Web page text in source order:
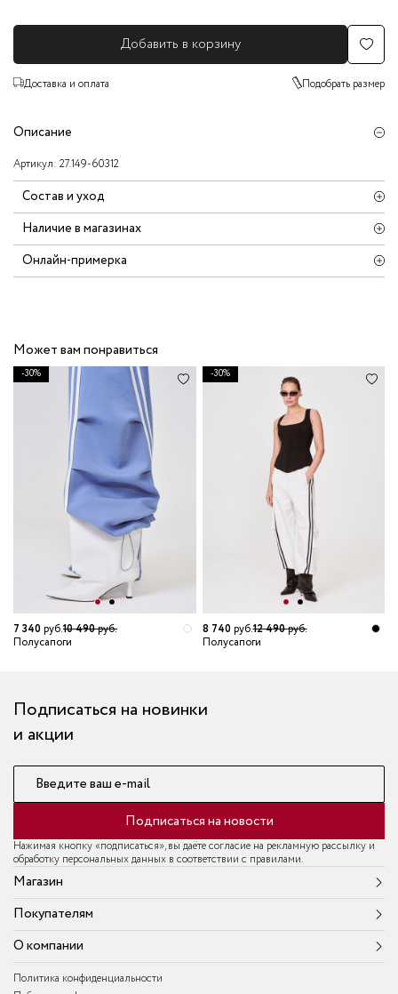
Добавить в корзину
Доставка и оплата Подобрать размер
Описание
Артикул: 27.149-60312
Состав и уход
Наличие в магазинах
Онлайн-примерка
Может вам понравиться
-30%
7 340руб.10 490руб.
Полусапоги
-30%
8 740руб.12 490руб.
Полусапоги
Подписаться на новинки
и акции
Введите ваш e-mail
Подписаться на новости
Нажимая кнопку «подписаться», вы даёте согласие на рекламную рассылку и
обработку персональных данных в соответствии с правилами.
Магазин
Покупателям
О компании
Политика конфиденциальности